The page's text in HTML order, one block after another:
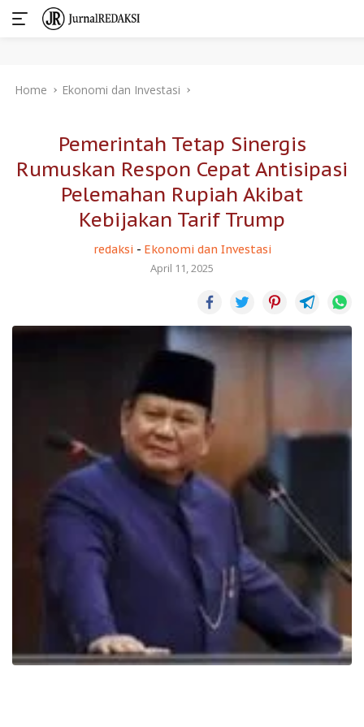
Home Ekonomi dan Investasi
Pemerintah Tetap Sinergis
Rumuskan Respon Cepat Antisipasi
Pelemahan Rupiah Akibat
Kebijakan Tarif Trump
redaksi - Ekonomi dan Investasi
April 11, 2025